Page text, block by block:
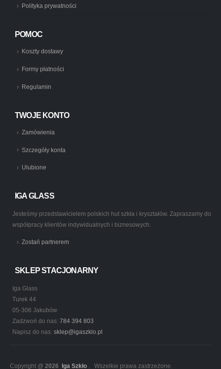
Polityka prywatności
POMOC
Koszty dostawy
Formy płatności
Regulamin
TWOJE KONTO
Zamówienia
Szczegóły konta
Ulubione
IGA GLASS
Jesteśmy przedstawicielem polskich hut szkła i kryształów. Zapraszamy do
współpracy klientów indywidualnych i biznesowych.
Zostań partnerem
SKLEP STACJONARNY
Iga Glass
Turek 44
05-306 Jakubów
Zadzwoń do nas: 784 394 803
Napisz do nas: sklep@igaszklo.pl
Copyright @ 2026 Iga Szkło . Wszelkie prawa zastrzeżone.